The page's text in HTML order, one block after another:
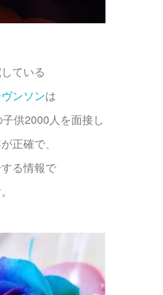
ている
ンソンは
供2000人を面接し
正確で、
る情報で